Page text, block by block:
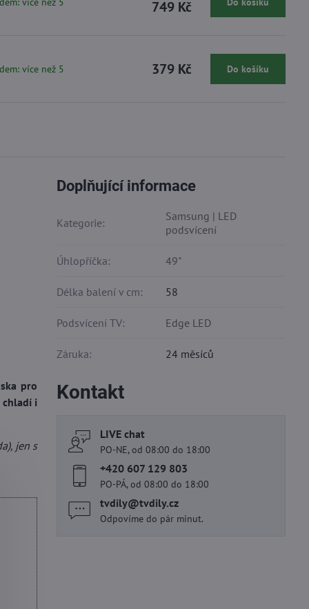
pro
chladí i
jen s
Doplňující informace
Kategorie:
Samsung | LED
podsvícení
Úhlopříčka: 49"
Délka balení v cm: 58
Podsvícení TV: Edge LED
Záruka: 24 měsíců
Kontakt
LIVE chat
PO-NE, od 08:00 do 18:00
+420 607 129 803
PO-PÁ, od 08:00 do 18:00
tvdily​@tvdily​.cz
Odpovíme do pár minut.
749 Kč
více než 5 379 Kč Do košíku